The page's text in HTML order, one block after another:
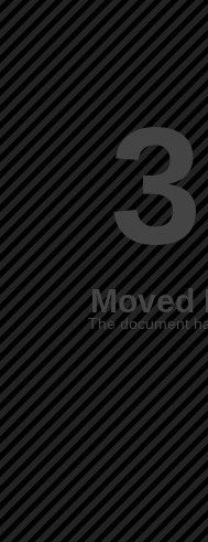
Moved
The document